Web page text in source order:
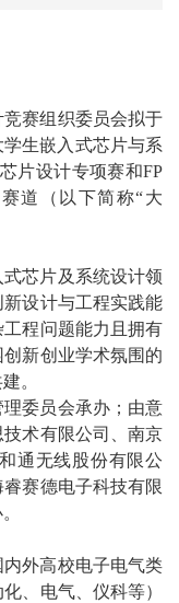
赛组织委员会拟于
学生嵌入式芯片与系
片设计专项赛和FP
道（以下简称“大
芯片及系统设计领
设计与工程实践能
程问题能力且拥有
新创业学术氛围的
。
委员会承办；由意
术有限公司、 南京
通无线股份有限公
赛德电子科技有限
外高校电子电气类
、电气、仪科等）